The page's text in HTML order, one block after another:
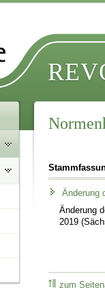
Änderung
Änderung
2019
zum